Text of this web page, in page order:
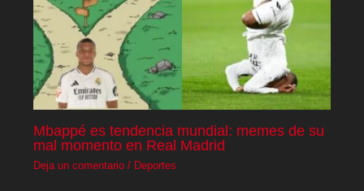
Mbappé es tendencia mundial: memes de su
mal momento en Real Madrid
Deja un comentario / Deportes